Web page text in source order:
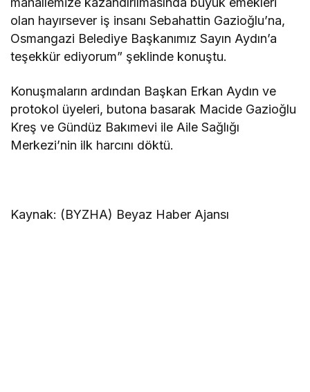
olan hayırsever iş insanı Sebahattin Gazioğlu’na,
Osmangazi Belediye Başkanımız Sayın Aydın’a
teşekkür ediyorum” şeklinde konuştu.
Konuşmaların ardından Başkan Erkan Aydın ve
protokol üyeleri, butona basarak Macide Gazioğlu
Kreş ve Gündüz Bakımevi ile Aile Sağlığı
Merkezi’nin ilk harcını döktü.
Kaynak: (BYZHA) Beyaz Haber Ajansı